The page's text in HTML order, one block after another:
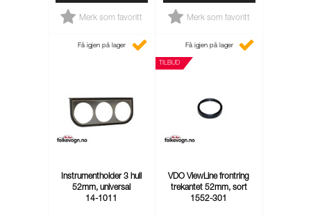
Merk som favoritt Merk som favoritt
Få igjen på lager
Instrumentholder 3 hull
52mm, universal
14-1011
TILBUD
Få igjen på lager
VDO ViewLine frontring
trekantet 52mm, sort
1552-301